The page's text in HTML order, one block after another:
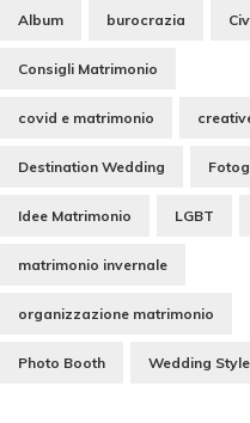
Album burocrazia
Consigli Matrimonio
covid e matrimonio
Destination Wedding
Idee Matrimonio LGBT
matrimonio invernale
organizzazione matrimonio
Photo Booth Wedding Style